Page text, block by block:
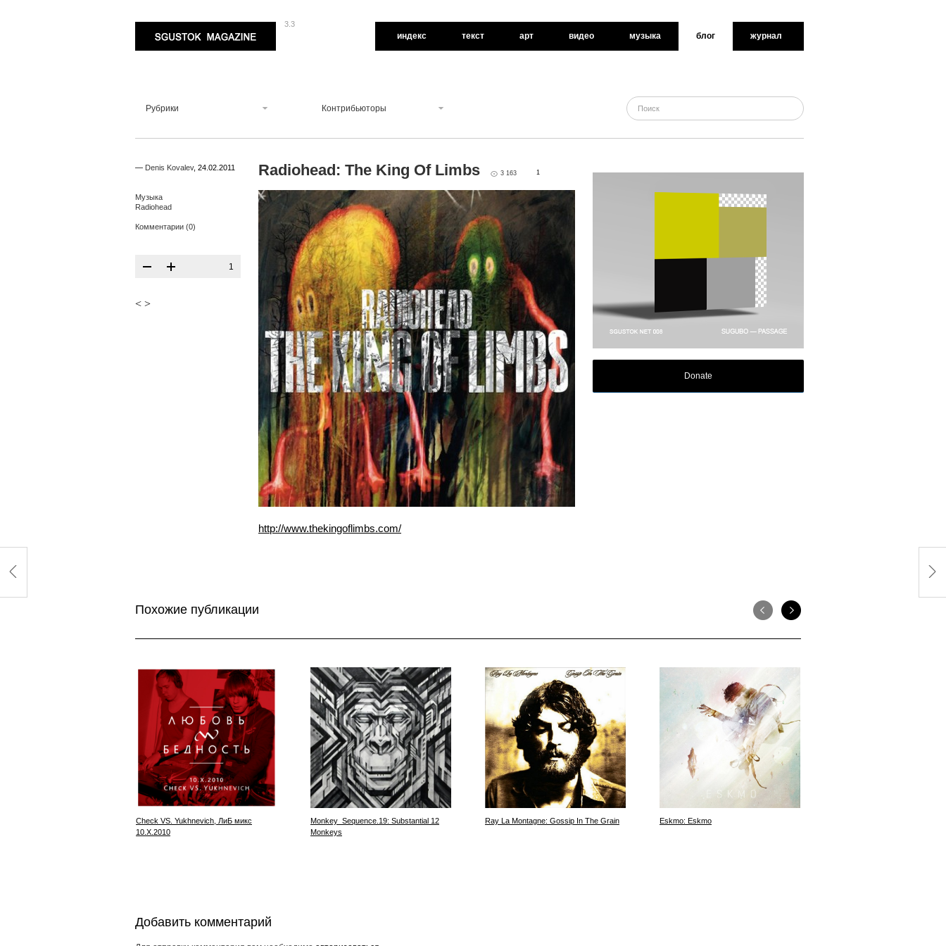
3.3
индекс текст арт видео музыка блог журнал
Рубрики Контрибьюторы
— Denis Kovalev, 24.02.2011
Музыка
Radiohead
Комментарии (0)
1
< >
Radiohead: The King Of Limbs 3 163 1
http://www.thekingoflimbs.com/
Donate
Похожие публикации
Check VS. Yukhnevich, ЛиБ микс
10.X.2010
Monkey_Sequence.19: Substantial 12
Monkeys
Ray La Montagne: Gossip In The Grain Eskmo: Eskmo
Добавить комментарий